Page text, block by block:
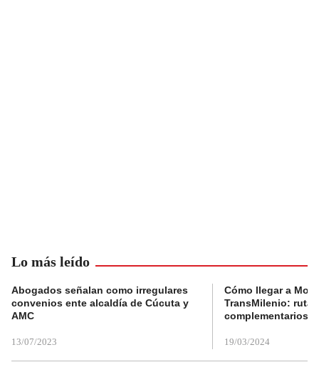
Lo más leído
Abogados señalan como irregulares
convenios ente alcaldía de Cúcuta y
AMC
13/07/2023
Cómo llegar a
TransMilenio:
complementarios
19/03/2024